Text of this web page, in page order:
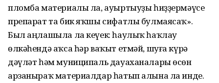
пломба материалы ла, ауыртыуҙы һиҙҙермәүсе
препарат та бик яҡшы сифатлы булмаясаҡ».
Был аңлашыла ла кеүек: һаулыҡ һаҡлау
өлкәһендә аҡса һәр ваҡыт етмәй, шуға күрә
дәүләт һәм муниципаль дауаханалары өсөн
арзаныраҡ материалдар һатып алына ла инде.